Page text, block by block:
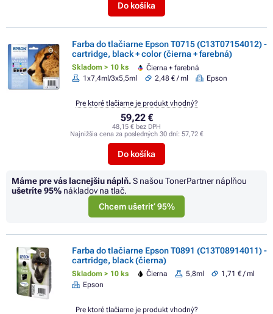
Do košíka
Farba do tlačiarne Epson T0715 (C13T07154012) -
cartridge, black + color (čierna + farebná)
Skladom > 10 ks
Čierna + farebná
1x7,4ml/3x5,5ml
2,48 € / ml Epson
59,22 €
48,15 € bez DPH
Najnižšia cena za posledných 30 dní: 57,72 €
Do košíka
Pre ktoré tlačiarne je produkt vhodný?
Máme pre vás lacnejšiu náplň.S našou TonerPartner náplňou
ušetríte95% nákladov na tlač.
Chcem ušetriť 95%
Farba do tlačiarne Epson T0891 (C13T08914011) -
cartridge, black (čierna)
Skladom > 10 ks Čierna 5,8ml
1,71 € / ml
Epson
Pre ktoré tlačiarne je produkt vhodný?